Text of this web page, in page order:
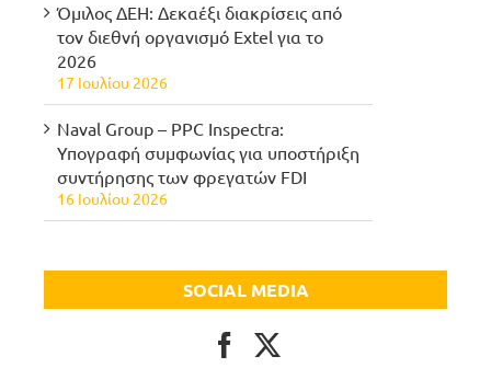
Όμιλος ΔΕΗ: Δεκαέξι διακρίσεις από
τον διεθνή οργανισμό Extel για το
2026
17 Ιουλίου 2026
Naval Group – PPC Inspectra:
Υπογραφή συμφωνίας για υποστήριξη
συντήρησης των φρεγατών FDI
16 Ιουλίου 2026
SOCIAL MEDIA